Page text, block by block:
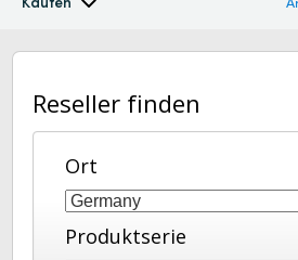
Mini Converters
Workflow
Modelle
Techn. Daten
Australia
Austria
Brazil
Canada
Reseller finden
Ort
Produktserie